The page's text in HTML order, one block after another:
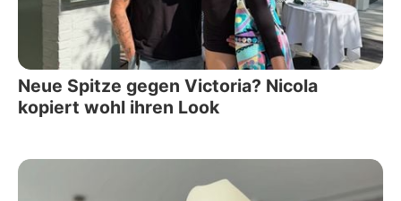
Neue Spitze gegen Victoria? Nicola
kopiert wohl ihren Look